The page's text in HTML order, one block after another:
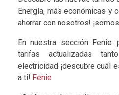
Energía, más económicas y
ahorrar con nosotros!
En nuestra sección Fenie
tarifas actualizadas
electricidad ¡descubre cuál
a ti! Fenie